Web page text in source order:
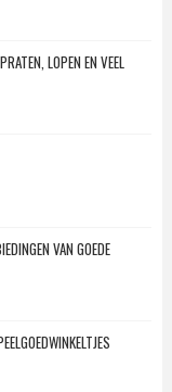
LOPEN EN VEEL
VAN GOEDE